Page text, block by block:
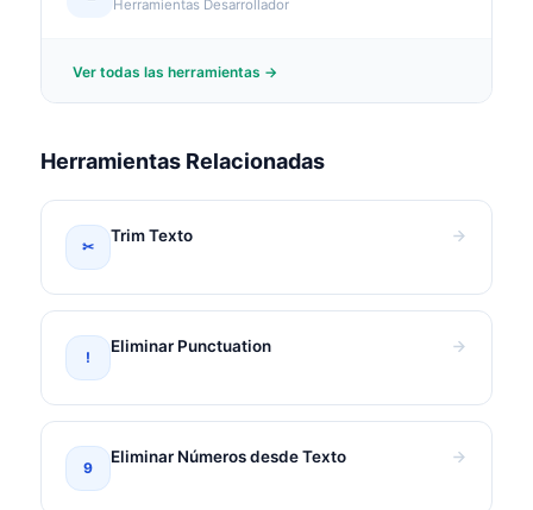
Herramientas Desarrollador
Ver todas las herramientas →
Herramientas Relacionadas
✂
Trim Texto
!
Eliminar Punctuation
9
Eliminar Números desde Texto